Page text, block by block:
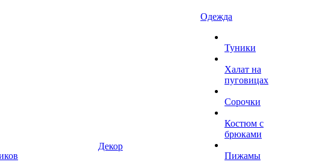
Декор
Одежда
Туники
Халат на
пуговицах
Сорочки
Костюм с
брюками
Пижамы